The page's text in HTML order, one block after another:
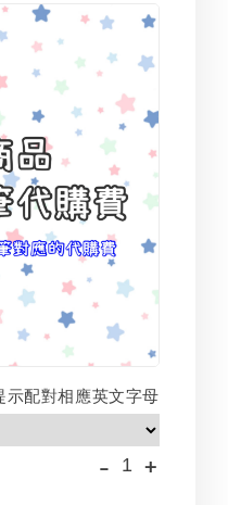
配對相應英文字母
- +